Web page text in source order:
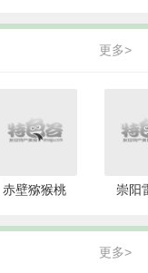
更多>
赤壁猕猴桃 崇阳
更多>